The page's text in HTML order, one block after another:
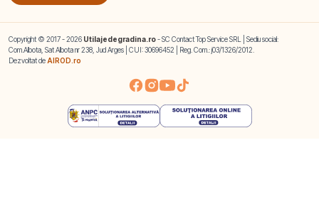
Copyright © 2017 - 2026 Utilajedegradina.ro- SC Contact Top Service SRL | Sediu social:
Com.Albota, Sat Albota nr 238, Jud Arges | CUI: 30696452 | Reg. Com.: j03/1326/2012.
Dezvoltat de AIROD.ro